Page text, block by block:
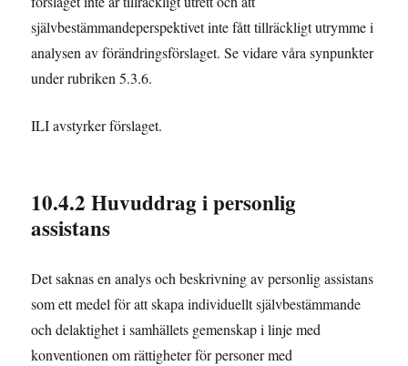
självbestämmandeperspektivet inte fått tillräckligt utrymme i
analysen av förändringsförslaget. Se vidare våra synpunkter
under rubriken 5.3.6.
ILI avstyrker förslaget.
10.4.2 Huvuddrag i personlig
assistans
Det saknas en analys och beskrivning av personlig assistans
som ett medel för att skapa individuellt självbestämmande
och delaktighet i samhällets gemenskap i linje med
konventionen om rättigheter för personer med